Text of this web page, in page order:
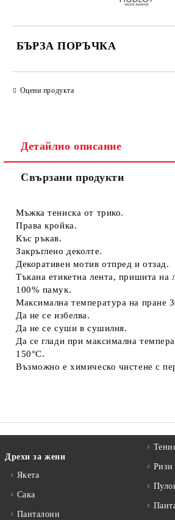
БЪРЗА ПОРЪЧКА
Ние ще се свържем с вас в рамките на
Оцени продукта
Детайлно описание
Свързани продукти
Мъжка тениска от трико.
Права кройка.
Къс ръкав.
Закръглено деколте.
Декоративен мотив отпред и отзад.
Тъкана етикетна лента, пришита на
100% памук.
Максимална температура на пране
Да не се избелва.
Да не се суши в сушилня.
Да се глади при максимална
150°C.
Възможно е химическо чистене с
Дрехи за жени
Якета
Сакa
Панталони
Ризи